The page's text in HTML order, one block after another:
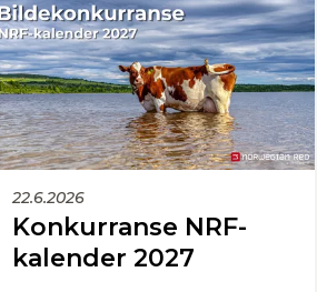
22.6.2026
Konkurranse NRF-
kalender 2027